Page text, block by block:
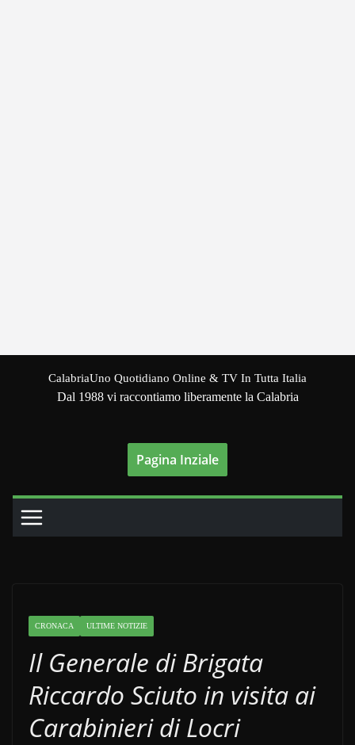
CalabriaUno Quotidiano Online & TV In Tutta Italia
Dal 1988 vi raccontiamo liberamente la Calabria
Pagina Inziale
CRONACA ULTIME NOTIZIE
Il Generale di Brigata
Riccardo Sciuto in visita ai
Carabinieri di Locri